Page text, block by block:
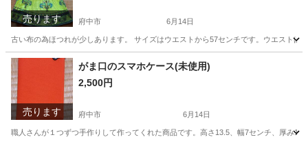
売ります 府中市 6月14日
古い布の為ほつれが少しあります。 サイズはウエストから57センチです。ウエストは
東京 府中市 スカート ゴム
売ります
がま口のスマホケース(未使用)
2,500円
府中市 6月14日
職人さんが１つずつ手作りして作ってくれた商品です。高さ13.5、幅7センチ、厚み